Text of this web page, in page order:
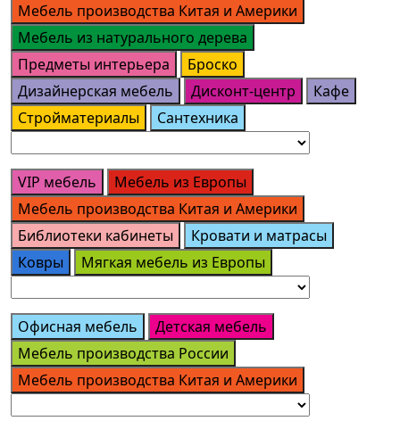
Мебель производства Китая и Америки
Мебель из натурального дерева
Предметы интерьера
Броско
Дизайнерская мебель
Дисконт-центр
Кафе
Стройматериалы
Сантехника
VIP мебель
Мебель из Европы
Мебель производства Китая и Америки
Библиотеки кабинеты
Кровати и матрасы
Ковры
Мягкая мебель из Европы
Офисная мебель
Детская мебель
Мебель производства России
Мебель производства Китая и Америки